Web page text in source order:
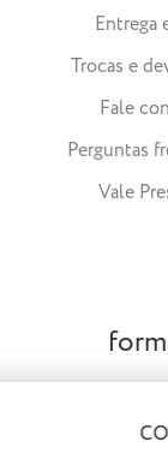
Entrega
Trocas e
Fale
Perguntas
Vale
21 | Todos os